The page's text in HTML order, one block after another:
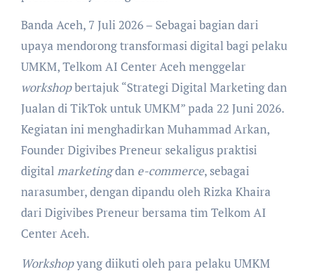
Banda Aceh, 7 Juli 2026 – Sebagai bagian dari
upaya mendorong transformasi digital bagi pelaku
UMKM, Telkom AI Center Aceh menggelar
workshopbertajuk “Strategi Digital Marketing dan
Jualan di TikTok untuk UMKM” pada 22 Juni 2026.
Kegiatan ini menghadirkan Muhammad Arkan,
Founder Digivibes Preneur sekaligus praktisi
digitalmarketingdan e-commerce, sebagai
narasumber, dengan dipandu oleh Rizka Khaira
dari Digivibes Preneur bersama tim Telkom AI
Center Aceh.
Workshopyang diikuti oleh para pelaku UMKM